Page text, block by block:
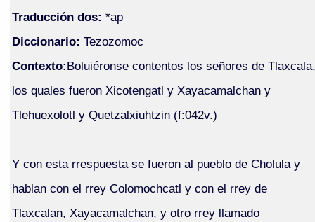
Traducción dos: *ap
Diccionario: Tezozomoc
Contexto:Boluiéronse contentos los señores de Tlaxcala,
los quales fueron Xicotengatl y Xayacamalchan y
Tlehuexolotl y Quetzalxiuhtzin (f:042v.)
Y con esta rrespuesta se fueron al pueblo de Cholula y
hablan con el rrey Colomochcatl y con el rrey de
Tlaxcalan, Xayacamalchan, y otro rrey llamado